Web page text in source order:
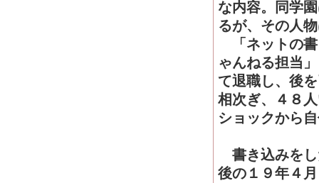
な内容。同学
るが、その人
「ネットの書
ゃんねる担当
て退職し、後
相次ぎ、４８
ショックから
書き込みをし
後の１９年４